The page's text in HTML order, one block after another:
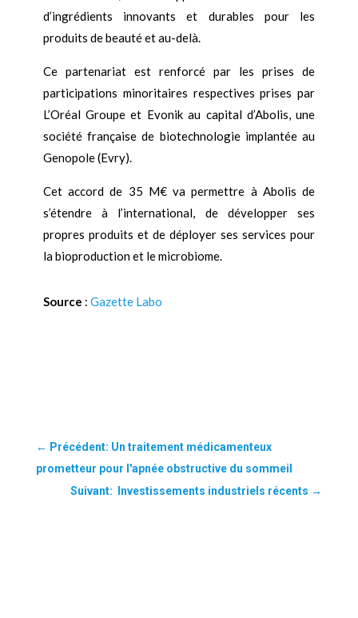
d’ingrédients innovants et durables pour les
produits de beauté et au-delà.
Ce partenariat est renforcé par les prises de
participations minoritaires respectives prises par
L’Oréal Groupe et Evonik au capital d’Abolis, une
société française de biotechnologie implantée au
Genopole (Evry).
Cet accord de 35 M€ va permettre à Abolis de
s’étendre à l’international, de développer ses
propres produits et de déployer ses services pour
la bioproduction et le microbiome.
Source : Gazette Labo
← Précédent: Un traitement médicamenteux
prometteur pour l'apnée obstructive du sommeil
Suivant: Investissements industriels récents →